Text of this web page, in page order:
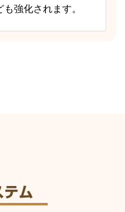
強化されます。
テム